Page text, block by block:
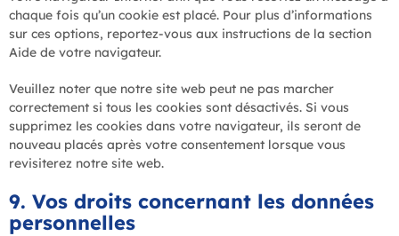
chaque fois qu’un cookie est placé. Pour plus d’informations
sur ces options, reportez-vous aux instructions de la section
Aide de votre navigateur.
Veuillez noter que notre site web peut ne pas marcher
correctement si tous les cookies sont désactivés. Si vous
supprimez les cookies dans votre navigateur, ils seront de
nouveau placés après votre consentement lorsque vous
revisiterez notre site web.
9. Vos droits concernant les données
personnelles